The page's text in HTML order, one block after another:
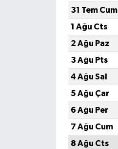
31 Tem Cum
1 Ağu Cts
2 Ağu Paz
3 Ağu Pts
4 Ağu Sal
5 Ağu Çar
6 Ağu Per
7 Ağu Cum
8 Ağu Cts